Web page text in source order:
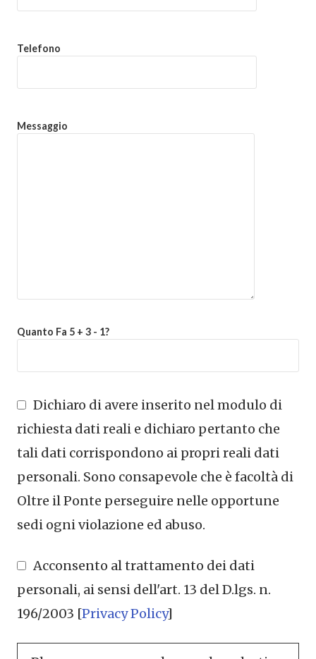
Telefono
Messaggio
Quanto Fa 5 + 3 - 1?
Dichiaro di avere inserito nel modulo di
richiesta dati reali e dichiaro pertanto che
tali dati corrispondono ai propri reali dati
personali. Sono consapevole che è facoltà di
Oltre il Ponte perseguire nelle opportune
sedi ogni violazione ed abuso.
Acconsento al trattamento dei dati
personali, ai sensi dell'art. 13 del D.lgs. n.
196/2003 [Privacy Policy]